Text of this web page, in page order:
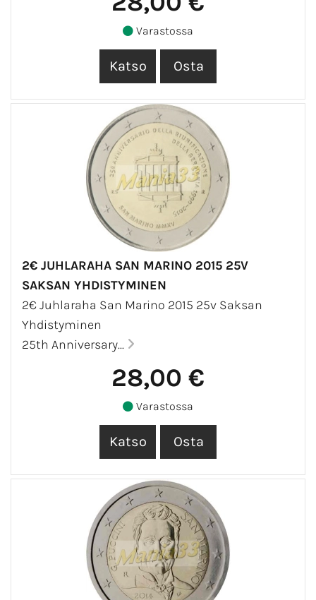
Varastossa
2€ JUHLARAHA SAN MARINO 2015 25V
SAKSAN YHDISTYMINEN
2€ Juhlaraha San Marino 2015 25v Saksan
Yhdistyminen
25th Anniversary...
28,00 €
Varastossa